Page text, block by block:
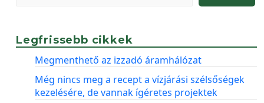
Legfrissebb cikkek
Megmenthető az izzadó áramhálózat
Még nincs meg a recept a vízjárási szélsőségek
kezelésére, de vannak ígéretes projektek